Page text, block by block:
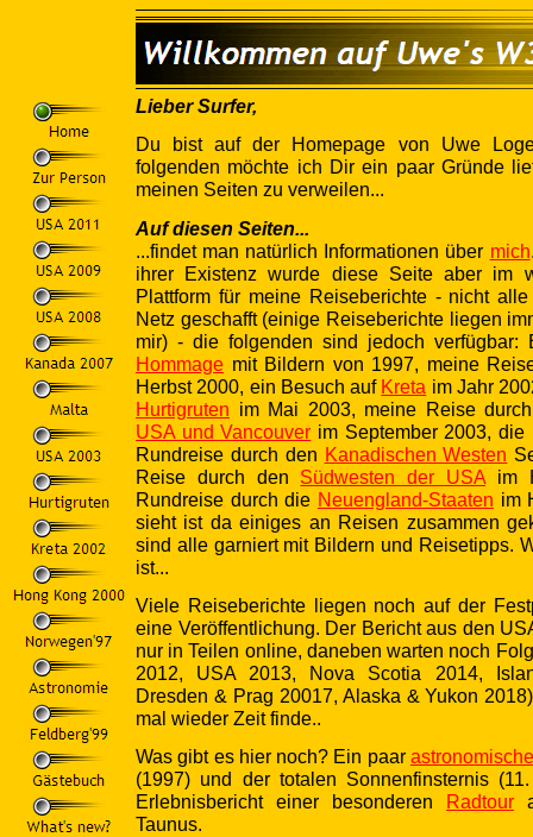
Lieber Surfer,
Du bist auf der Homepage von Uwe
folgenden möchte ich Dir ein paar Gründe
meinen Seiten zu verweilen...
Auf diesen Seiten...
...findet man natürlich Informationen über mich
ihrer Existenz wurde diese Seite aber im
Plattform für meine Reiseberichte - nicht
Netz geschafft (einige Reiseberichte liegen
mir) - die folgenden sind jedoch
Hommage mit Bildern von 1997, meine
Herbst 2000, ein Besuch auf Kreta im Jahr
Hurtigruten im Mai 2003, meine Reise
USA und Vancouver im September 2003,
Rundreise durch den Kanadischen Westen
Reise durch den Südwesten der USA im
Rundreise durch die Neuengland-Staaten im
sieht ist da einiges an Reisen zusammen
sind alle garniert mit Bildern und Reisetipps.
ist...
Viele Reiseberichte liegen noch auf der
eine Veröffentlichung. Der Bericht aus den
nur in Teilen online, daneben warten noch
2012, USA 2013, Nova Scotia 2014,
Dresden & Prag 20017, Alaska & Yukon
mal wieder Zeit finde..
Was gibt es hier noch? Ein paar
(1997) und der totalen Sonnenfinsternis
Erlebnisbericht einer besonderen
Radtour
Taunus.